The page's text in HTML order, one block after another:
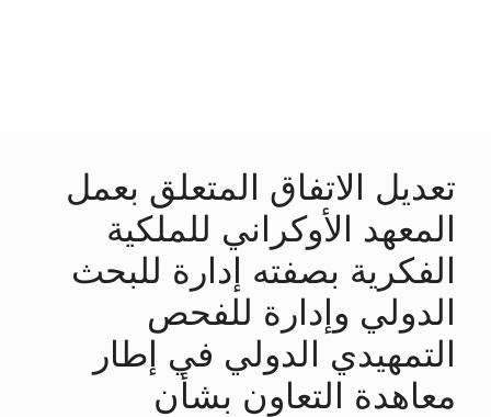
تعديل الاتفاق المتعلق بعمل
المعهد الأوكراني للملكية
الفكرية بصفته إدارة للبحث
الدولي وإدارة للفحص
التمهيدي الدولي في إطار
معاهدة التعاون بشأن